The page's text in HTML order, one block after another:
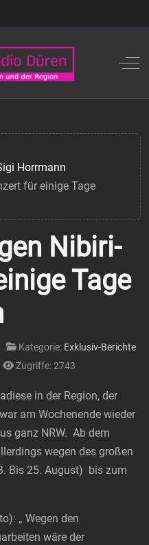
Off-
Horrmann
für einige Tage
Nibiri-
Tage
Kategorie: Exklusiv-Berichte
Zugriffe: 2743
in der Region, der
am Wochenende wieder
ganz NRW. Ab dem
wegen des großen
Bis 25. August) bis zum
„ Wegen den
wäre der